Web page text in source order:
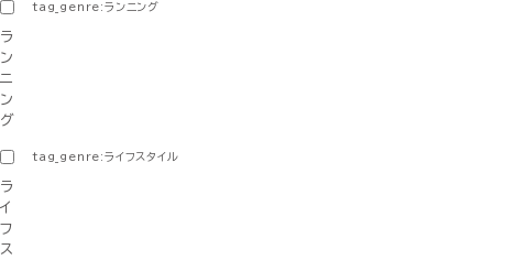
tag_genre:ランニング
ラ
ン
ニ
ン
グ
tag_genre:ライフスタイル
ラ
イ
フ
ス